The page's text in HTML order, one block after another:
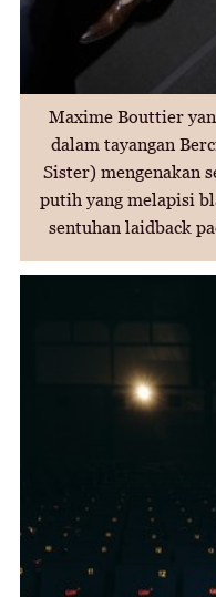
Maxime Bouttier
dalam tayangan
Sister) mengenakan
putih yang melapisi
sentuhan laidback